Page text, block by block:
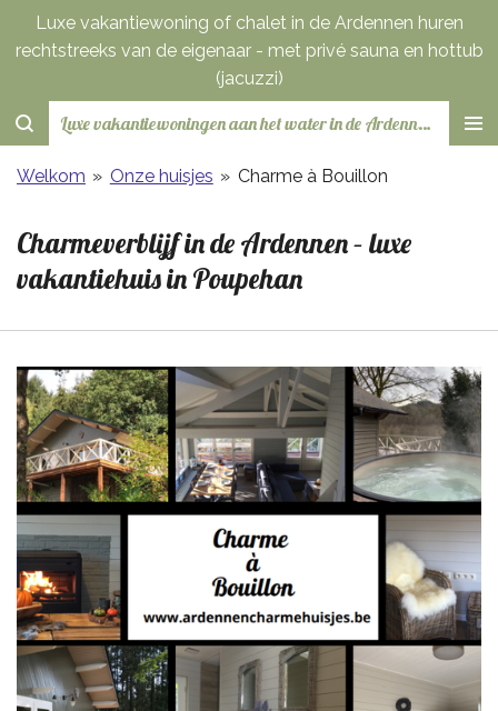
direct
hoofdinhoud
Luxe vakantiewoningen aan het water in de Ardennen met privé sauna en jaccuzi - rechtstreeks van de eigenaar te huur
Luxe vakantiewoning of chalet in de Ardennen huren
rechtstreeks van de eigenaar - met privé sauna en hottub
(jacuzzi)
Welkom » Onze huisjes » Charme à Bouillon
Charmeverblijf in de Ardennen – luxe
vakantiehuis in Poupehan